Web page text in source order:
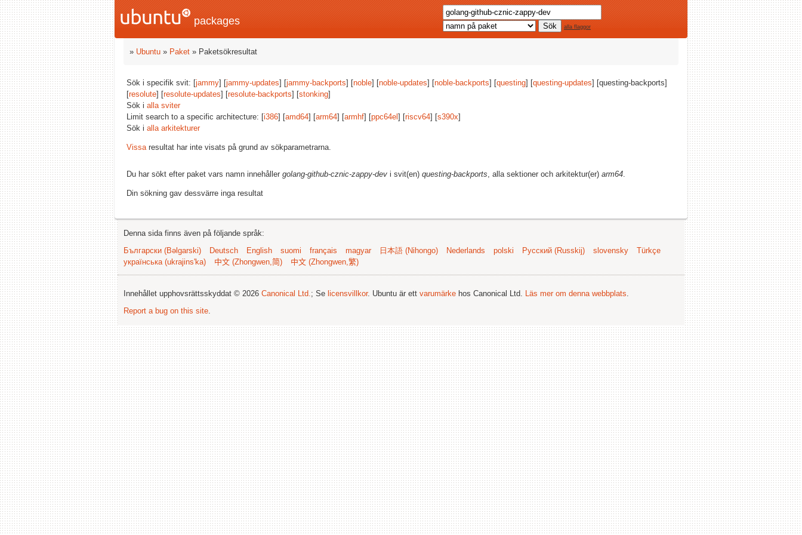
packages alla flaggor
» Ubuntu » Paket » Paketsökresultat
Sök i specifik svit: [jammy] [jammy-updates] [jammy-backports] [noble] [noble-updates] [noble-backports] [questing] [questing-updates] [questing-backports]
[resolute] [resolute-updates] [resolute-backports] [stonking]
Sök i alla sviter
Limit search to a specific architecture: [i386] [amd64] [arm64] [armhf] [ppc64el ] [riscv64] [s390x]
Sök i alla arkitekturer
Vissaresultat har inte visats på grund av sökparametrarna.
Du har sökt efter paket vars namn innehåller golang-github-cznic-zappy-dev i svit(en) questing-backports, alla sektioner och arkitektur(er) arm64.
Din sökning gav dessvärre inga resultat
Denna sida finns även på följande språk:
Български (Bəlgarski)
Deutsch English suomi français magyar 日本語 (Nihongo) Nederlands polski Русский (Russkij) slovensky
Türkçe
українська (ukrajins'ka)
中文 (Zhongwen,简) 中文 (Zhongwen,繁)
Innehållet upphovsrättsskyddat © 2026 Canonical Ltd.; Se licensvillkor. Ubuntu är ett varumärke hos Canonical Ltd. Läs mer om denna webbplats.
Report a bug on this site.